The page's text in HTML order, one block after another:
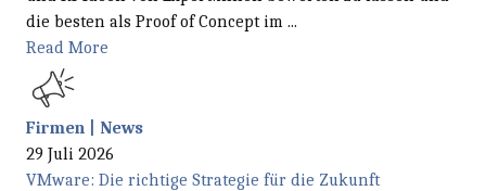
die besten als Proof of Concept im ...
Read More
Firmen | News
29 Juli 2026
VMware: Die richtige Strategie für die Zukunft